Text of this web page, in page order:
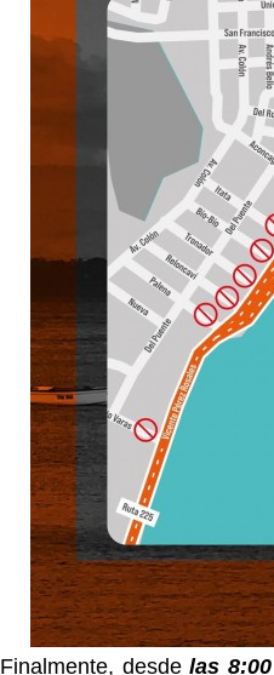
Finalmente, desdelas